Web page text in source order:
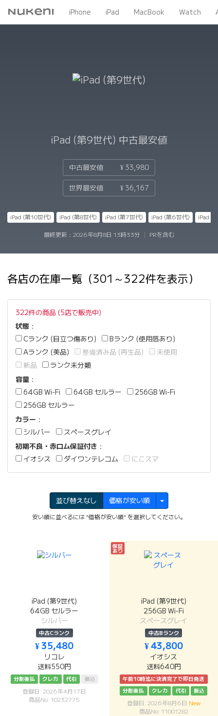
Nukeni iPhone iPad MacBook Watch
iPad (第9世代) 中古最安値
中古最安値 ¥ 33,980
世界最安値 ¥ 36,167
iPad (第10世代) iPad (第8世代) iPad (第7世代) iPad (第6世代) iPad (
最終更新： 2026年8月8日 13時33分 PRを含む
各店の在庫一覧（301～322件を表示）
322件の商品 (5店で販売中)
状態 ：
Cランク (目立つ傷あり)
Bランク (使用感あり)
Aランク (美品)
整備済み品 (再生品)
未使用
新品
ランク未分類
容量 ：
64GB Wi-Fi
64GB セルラー
256GB Wi-Fi
256GB セルラー
カラー ：
シルバー
スペースグレイ
初期不良・赤ロム保証付き ：
イオシス
ダイワンテレコム にこスマ
並び替えなし 価格が安い順
安い順に並べるには "価格が安い順" を選択してください。
iPad (第9世代)
64GB セルラー
シルバー
中古Cランク
¥ 35,480
リコレ
送料550円
分割後払 クレカ 代引 振込
登録日: 2026年4月17日
商品No: 10232775
保証
あり
iPad (第9世代)
256GB Wi-Fi
スペースグレイ
中古Bランク
¥ 43,800
イオシス
送料640円
午前10時迄に決済完了で即日発送
分割後払
クレカ 代引 振込
登録日: 2026年8月6日 New
商品No: 11001282